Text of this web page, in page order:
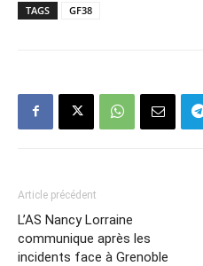
TAGS GF38
Article précédent
L’AS Nancy Lorraine
communique après les
incidents face à Grenoble